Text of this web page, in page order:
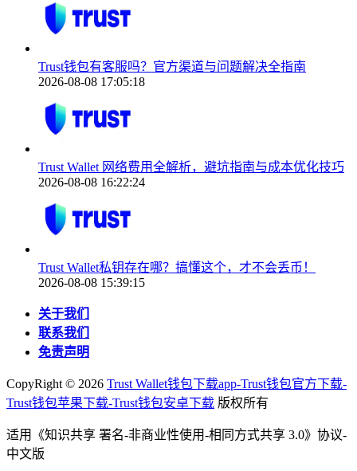
Trust钱包有客服吗？官方渠道与问题解决全指南
2026-08-08 17:05:18
Trust Wallet 网络费用全解析，避坑指南与成本优化技巧
2026-08-08 16:22:24
Trust Wallet私钥存在哪？搞懂这个，才不会丢币！
2026-08-08 15:39:15
关于我们
联系我们
免责声明
CopyRight © 2026 Trust Wallet钱包下载app-Trust钱包官方下载-
Trust钱包苹果下载-Trust钱包安卓下载 版权所有
适用《知识共享 署名-非商业性使用-相同方式共享 3.0》协议-
中文版